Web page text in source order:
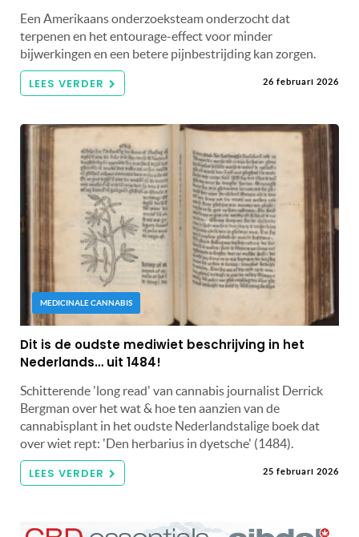
Een Amerikaans onderzoeksteam onderzocht dat
terpenen en het entourage-effect voor minder
bijwerkingen en een betere pijnbestrijding kan zorgen.
LEES VERDER 26 februari 2026
MEDICINALE CANNABIS
Dit is de oudste mediwiet beschrijving in het
Nederlands… uit 1484!
Schitterende 'long read' van cannabis journalist Derrick
Bergman over het wat & hoe ten aanzien van de
cannabisplant in het oudste Nederlandstalige boek dat
over wiet rept: 'Den herbarius in dyetsche' (1484).
LEES VERDER 25 februari 2026